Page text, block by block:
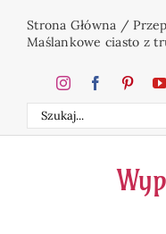
Strona Główna /
Maślankowe ciasto z
Szukaj